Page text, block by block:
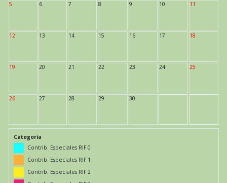
5 6 7 8 9 10 11
12 13 14 15 16 17 18
19 20 21 22 23 24 25
26 27 28 29 30
Categoría
Contrib. Especiales RIF 0
Contrib. Especiales RIF 1
Contrib. Especiales RIF 2